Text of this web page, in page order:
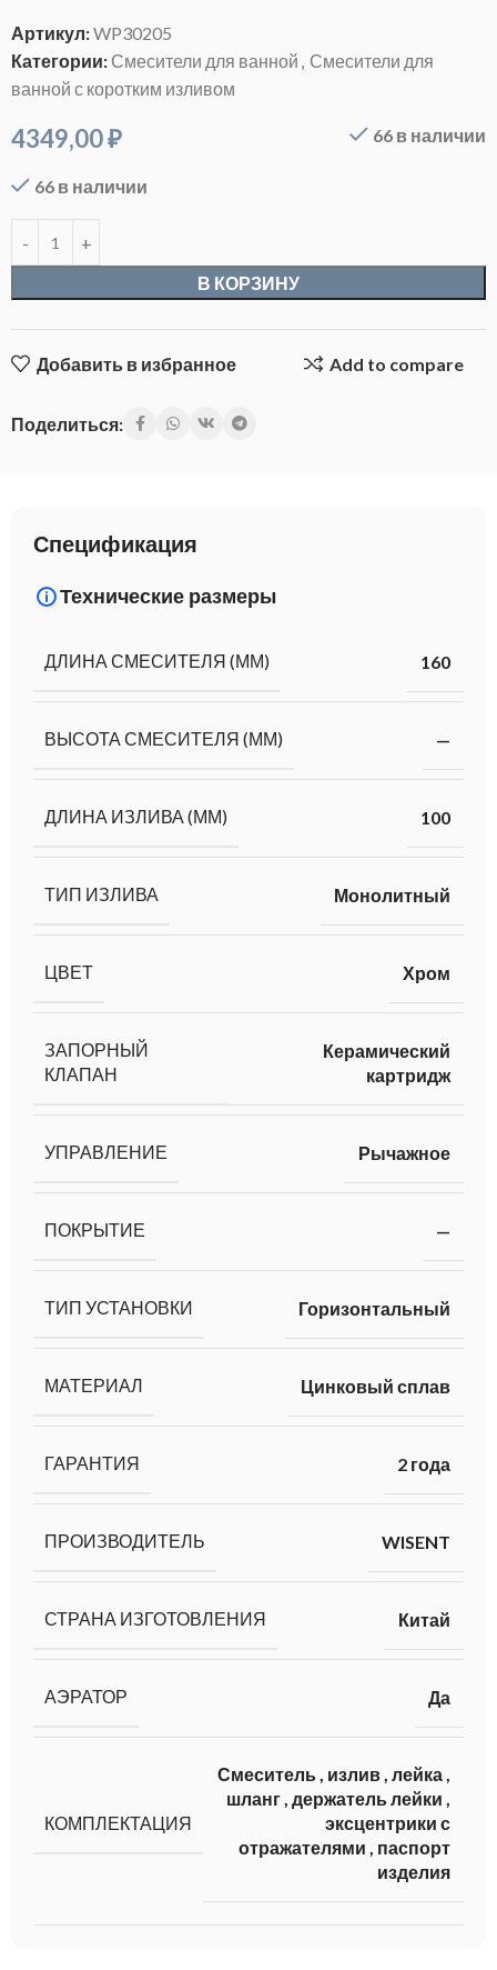
Артикул:WP30205
Категории: Смесители для ванной , Смесители для
ванной с коротким изливом
4349,00₽ 66 в наличии
66 в наличии
В КОРЗИНУ
Добавить в избранное Add to compare
Поделиться:
Спецификация
Технические размеры
ДЛИНА СМЕСИТЕЛЯ (ММ) 160
ВЫСОТА СМЕСИТЕЛЯ (ММ) —
ДЛИНА ИЗЛИВА (ММ) 100
ТИП ИЗЛИВА Монолитный
ЦВЕТ Хром
ЗАПОРНЫЙ
КЛАПАН
Керамический
картридж
УПРАВЛЕНИЕ Рычажное
ПОКРЫТИЕ —
ТИП УСТАНОВКИ Горизонтальный
МАТЕРИАЛ Цинковый сплав
ГАРАНТИЯ 2 года
ПРОИЗВОДИТЕЛЬ WISENT
СТРАНА ИЗГОТОВЛЕНИЯ Китай
АЭРАТОР Да
КОМПЛЕКТАЦИЯ
Смеситель, излив, лейка,
шланг, держатель лейки ,
эксцентрики с
отражателями , паспорт
изделия